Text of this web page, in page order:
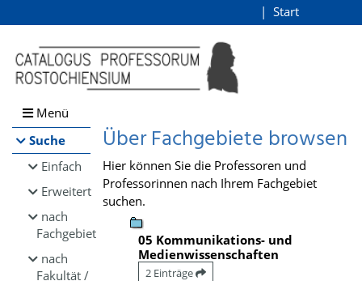
Browsen
direkt zum Inhalt
Start
Menü
Suche
Einfach
Erweitert
nach
Fachgebiet
nach
Fakultät /
Über Fachgebiete browsen
Hier können Sie die Professoren und
Professorinnen nach Ihrem Fachgebiet
suchen.
05 Kommunikations- und
Medienwissenschaften
2 Einträge